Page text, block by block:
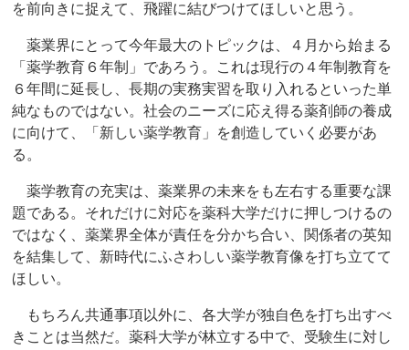
を前向きに捉えて、飛躍に結びつけてほしいと思う。
薬業界にとって今年最大のトピックは、４月から始まる
「薬学教育６年制」であろう。これは現行の４年制教育を
６年間に延長し、長期の実務実習を取り入れるといった単
純なものではない。社会のニーズに応え得る薬剤師の養成
に向けて、「新しい薬学教育」を創造していく必要があ
る。
薬学教育の充実は、薬業界の未来をも左右する重要な課
題である。それだけに対応を薬科大学だけに押しつけるの
ではなく、薬業界全体が責任を分かち合い、関係者の英知
を結集して、新時代にふさわしい薬学教育像を打ち立てて
ほしい。
もちろん共通事項以外に、各大学が独自色を打ち出すべ
きことは当然だ。薬科大学が林立する中で、受験生に対し